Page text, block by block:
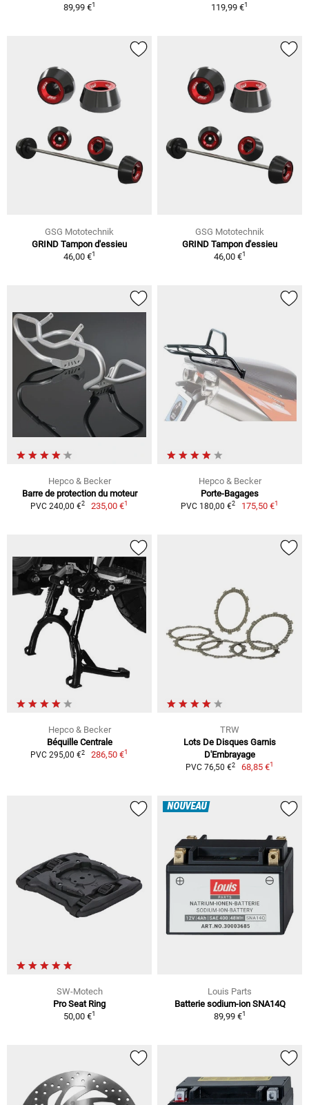
89,99 €1
119,99 €1
GSG Mototechnik
GRIND Tampon d'essieu
46,00 €1
GSG Mototechnik
GRIND Tampon d'essieu
46,00 €1
Hepco & Becker
Barre de protection du moteur
PVC 240,00 €2 235,00 €1
Hepco & Becker
Porte-Bagages
PVC 180,00 €2 175,50 €1
Hepco & Becker
Béquille Centrale
PVC 295,00 €2 286,50 €1
TRW
Lots De Disques Garnis
D'Embrayage
PVC 76,50 €2 68,85 €1
SW-Motech
Pro Seat Ring
50,00 €1
NOUVEAU
Louis Parts
Batterie sodium-ion SNA14Q
89,99 €1